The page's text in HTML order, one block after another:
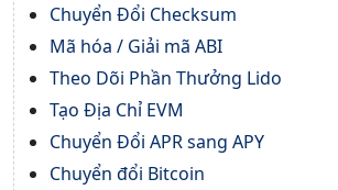
Chuyển Đổi Checksum
Mã hóa / Giải mã ABI
Theo Dõi Phần Thưởng Lido
Tạo Địa Chỉ EVM
Chuyển Đổi APR sang APY
Chuyển đổi Bitcoin